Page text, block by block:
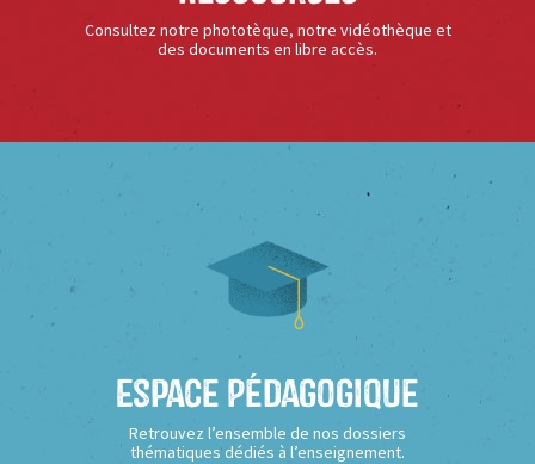
Consultez notre phototèque, notre vidéothèque et
des documents en libre accès.
Espace Pédagogique
Retrouvez l’ensemble de nos dossiers
thématiques dédiés à l’enseignement.